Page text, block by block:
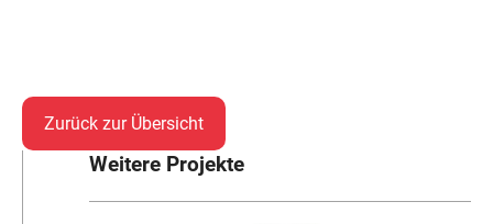
Zurück zur Übersicht
Weitere Projekte